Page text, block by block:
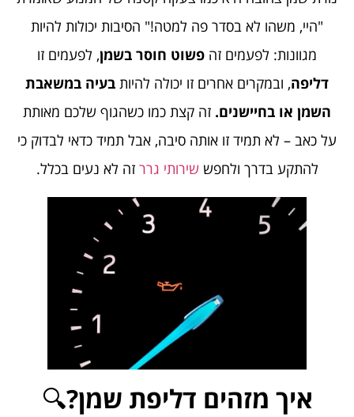
"היי, משהו לא בסדר פה למטה!" הסיבות יכולות להיות
מגוונות: לפעמים זה פשוט חוסר בשמן, לפעמים זו
דליפה, ובמקרים אחרים זו יכולה להיות בעיה במשאבת
השמן או בחיישנים. זה קצת כמו כשהגוף שלכם מאותת
על כאב – לא תמיד זו אותה סיבה, אבל תמיד כדאי לבדוק כי
להתקע בדרך ולחפש שירותי גרר זה לא נעים בכלל.
איך מזהים דליפת שמן?🔍